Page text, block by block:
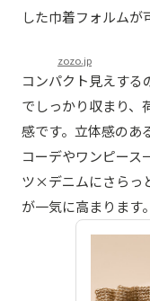
した巾着フォルムが
zozo.jp
コンパクト見えする
でしっかり収まり、
感です。立体感のあ
コーデやワンピース
ツ×デニムにさらっ
が一気に高まります。